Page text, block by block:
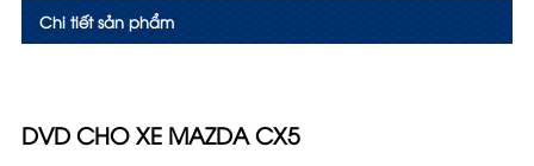
Chi tiết sản phẩm
DVD CHO XE MAZDA CX5